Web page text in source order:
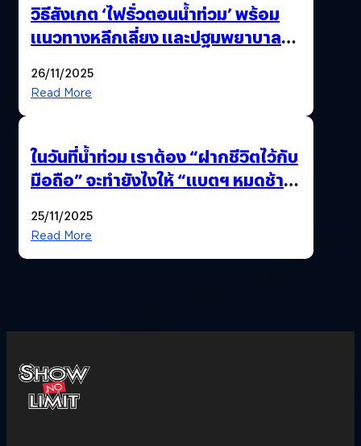
วิธีสังเกต ‘ไฟรั่วตอนน้ำท่วม’ พร้อม
แนวทางหลีกเลี่ยง และปฐมพยาบาล
26/11/2025
Read More
ในวันที่น้ำท่วม เราต้อง “ฝากชีวิตไว้กับ
มือถือ” จะทำยังไงให้ “แบตฯ หมดช้า
25/11/2025
Read More